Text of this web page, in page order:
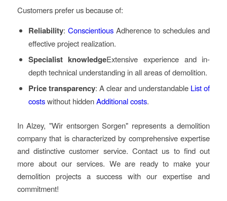
Customers prefer us because of:
Reliability: ConscientiousAdherence to schedules and
effective project realization.
Specialist knowledgeExtensive experience and in-
depth technical understanding in all areas of demolition.
Price transparency: A clear and understandable List of
costswithout hiddenAdditional costs.
In Alzey, "Wir entsorgen Sorgen" represents a demolition
company that is characterized by comprehensive expertise
and distinctive customer service. Contact us to find out
more about our services. We are ready to make your
demolition projects a success with our expertise and
commitment!